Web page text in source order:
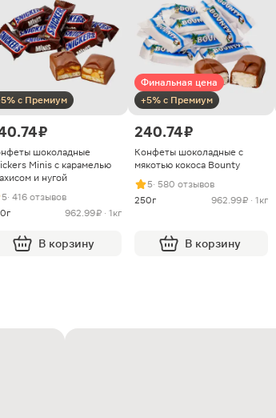
с Премиум
₽
шоколадные
Minis с карамелью
и нугой
5· 416 отзывов
962.99 ₽ · 1кг
В корзину
Финальная цена
+5% с Премиум
240.74 ₽
Конфеты шоколадные с
мякотью кокоса Bounty
5· 580 отзывов
250г
962.99 ₽ · 1кг
В корзину